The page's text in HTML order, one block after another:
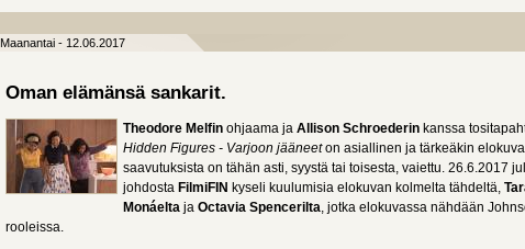
Maanantai - 12.06.2017
Oman elämänsä sankarit.
Theodore Melfin ohjaama ja Allison Schroederin kanssa
Hidden Figures - Varjoon jääneeton asiallinen ja tärkeäkin
saavutuksista on tähän asti, syystä tai toisesta, vaiettu. 26.6.2017
johdosta FilmiFIN kyseli kuulumisia elokuvan kolmelta tähdeltä,
Monáelta ja Octavia Spencerilta, jotka elokuvassa nähdään
rooleissa.